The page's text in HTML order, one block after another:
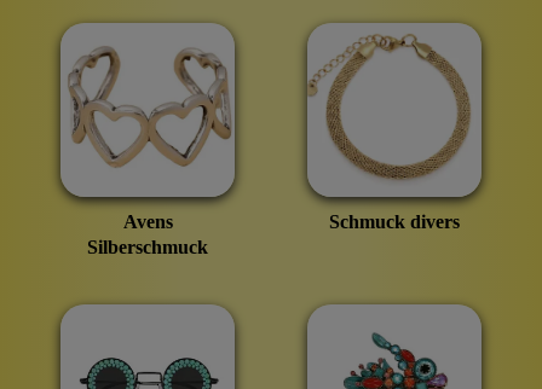
Avens
Silberschmuck
Schmuck divers